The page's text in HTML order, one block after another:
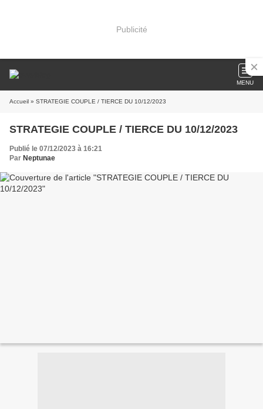
Publicité
MENU
Accueil » STRATEGIE COUPLE / TIERCE DU 10/12/2023
STRATEGIE COUPLE / TIERCE DU 10/12/2023
Publié le 07/12/2023 à 16:21
Par Neptunae